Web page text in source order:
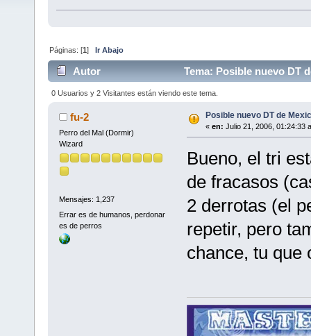
Páginas: [1]Ir Abajo
Autor Tema: Posible nuevo DT
0 Usuarios y 2 Visitantes están viendo este tema.
fu-2
Perro del Mal (Dormir)
Wizard
Mensajes: 1,237
Errar es de humanos, perdonar
es de perros
Posible nuevo DT de
« en: Julio 21, 2006, 01:24:33
Bueno, el tri
de fracasos
2 derrotas (el
repetir, pero
chance, tu que